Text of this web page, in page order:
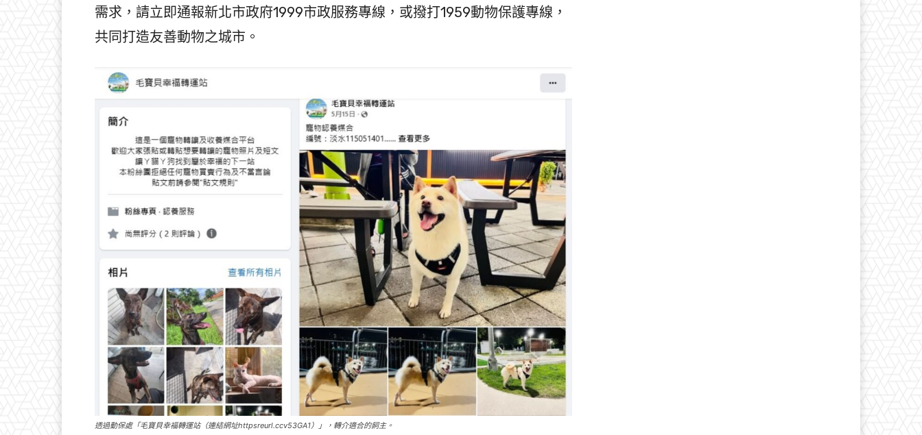
需求，請立即通報新北市政府1999市政服務專線，或撥打1959動物保護專線，
共同打造友善動物之城市。
透過動保處「毛寶貝幸福轉運站（連結網址httpsreurl.ccv53GA1）」，轉介適合的飼主。